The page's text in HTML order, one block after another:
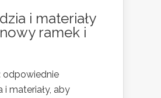
i materiały
ramek i
odpowiednie
i materiały, aby